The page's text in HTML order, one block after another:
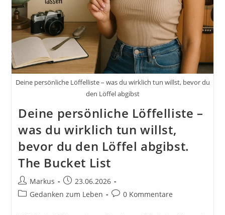
Deine persönliche Löffelliste – was du wirklich tun willst, bevor du
den Löffel abgibst
Deine persönliche Löffelliste –
was du wirklich tun willst,
bevor du den Löffel abgibst.
The Bucket List
Beitrags-
Autor:
Markus
Beitrag
veröffentlicht:
23.06.2026
Beitrags-
Gedanken zum Leben
Beitrags-
0 Kommentare